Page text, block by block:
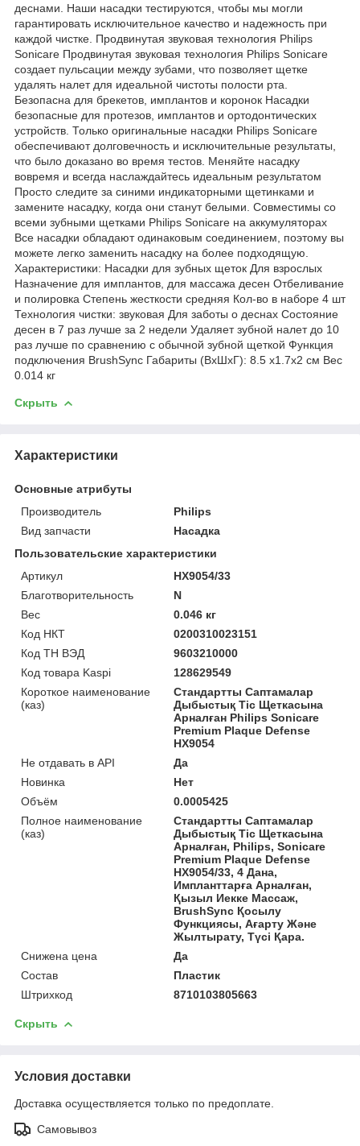
деснами. Наши насадки тестируются, чтобы мы могли
гарантировать исключительное качество и надежность при
каждой чистке. Продвинутая звуковая технология Philips
Sonicare Продвинутая звуковая технология Philips Sonicare
создает пульсации между зубами, что позволяет щетке
удалять налет для идеальной чистоты полости рта.
Безопасна для брекетов, имплантов и коронок Насадки
безопасные для протезов, имплантов и ортодонтических
устройств. Только оригинальные насадки Philips Sonicare
обеспечивают долговечность и исключительные результаты,
что было доказано во время тестов. Меняйте насадку
вовремя и всегда наслаждайтесь идеальным результатом
Просто следите за синими индикаторными щетинками и
замените насадку, когда они станут белыми. Совместимы со
всеми зубными щетками Philips Sonicare на аккумуляторах
Все насадки обладают одинаковым соединением, поэтому вы
можете легко заменить насадку на более подходящую.
Характеристики: Насадки для зубных щеток Для взрослых
Назначение для имплантов, для массажа десен Отбеливание
и полировка Степень жесткости средняя Кол-во в наборе 4 шт
Технология чистки: звуковая Для заботы о деснах Состояние
десен в 7 раз лучше за 2 недели Удаляет зубной налет до 10
раз лучше по сравнению с обычной зубной щеткой Функция
подключения BrushSync Габариты (ВхШхГ): 8.5 х1.7х2 см Вес
0.014 кг
Скрыть
Характеристики
Основные атрибуты
Производитель
Philips
Вид запчасти
Насадка
Пользовательские характеристики
Артикул
HX9054/33
Благотворительность
N
Вес
0.046 кг
Код НКТ
0200310023151
Код ТН ВЭД
9603210000
Код товара Kaspi
128629549
Короткое наименование
(каз)
Стандартты Саптамалар
Дыбыстық Тіс Щеткасына
Арналған Philips Sonicare
Premium Plaque Defense
HX9054
Не отдавать в API
Да
Новинка
Нет
Объём
0.0005425
Полное наименование
(каз)
Стандартты Саптамалар
Дыбыстық Тіс Щеткасына
Арналған, Philips, Sonicare
Premium Plaque Defense
HX9054/33, 4 Дана,
Импланттарға Арналған,
Қызыл Иекке Массаж,
BrushSync Қосылу
Функциясы, Ағарту Және
Жылтырату, Түсі Қара.
Снижена цена
Да
Состав
Пластик
Штрихкод
8710103805663
Скрыть
Условия доставки
Доставка осуществляется только по предоплате.
Самовывоз